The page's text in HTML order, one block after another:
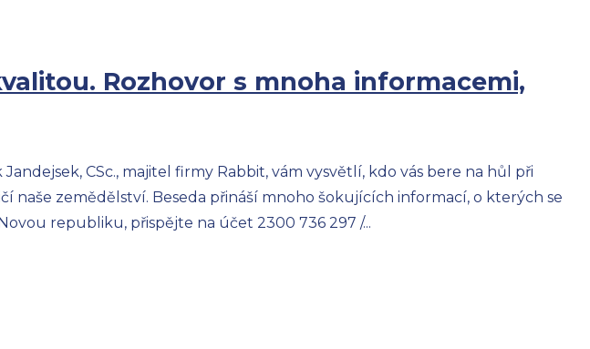
Rozhovor s mnoha informacemi,
CSc., majitel firmy Rabbit, vám vysvětlí, kdo vás bere na hůl při
naše zemědělství. Beseda přináší mnoho šokujících informací, o kterých se
republiku, přispějte na účet 2300 736 297 /...